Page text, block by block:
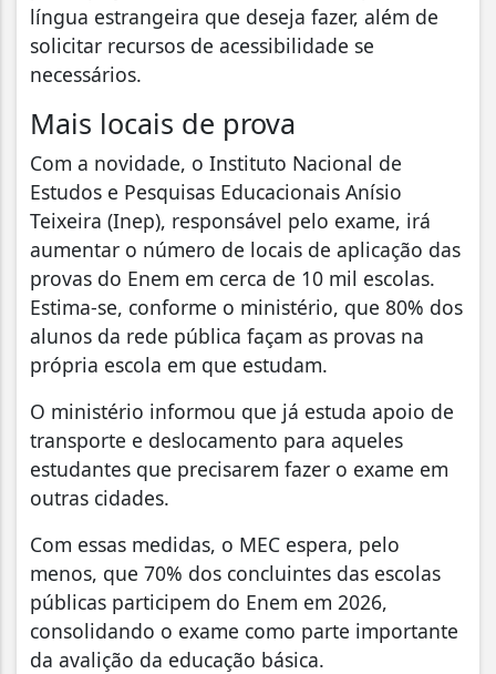
língua estrangeira que deseja fazer, além de
solicitar recursos de acessibilidade se
necessários.
Mais locais de prova
Com a novidade, o Instituto Nacional de
Estudos e Pesquisas Educacionais Anísio
Teixeira (Inep), responsável pelo exame, irá
aumentar o número de locais de aplicação das
provas do Enem em cerca de 10 mil escolas.
Estima-se, conforme o ministério, que 80% dos
alunos da rede pública façam as provas na
própria escola em que estudam.
O ministério informou que já estuda apoio de
transporte e deslocamento para aqueles
estudantes que precisarem fazer o exame em
outras cidades.
Com essas medidas, o MEC espera, pelo
menos, que 70% dos concluintes das escolas
públicas participem do Enem em 2026,
consolidando o exame como parte importante
da avalição da educação básica.